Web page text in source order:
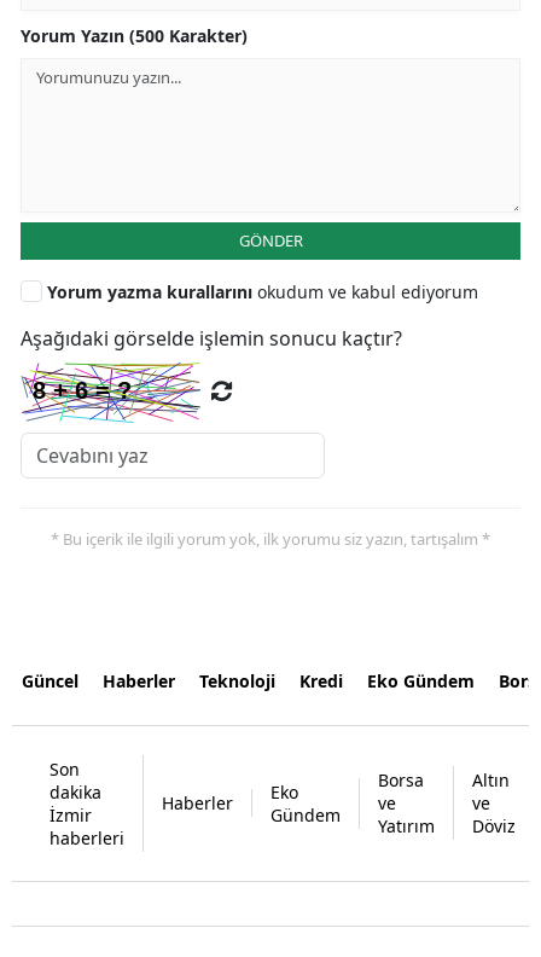
Yorum Yazın (500 Karakter)
GÖNDER
Yorum yazma kurallarını okudum ve kabul ediyorum
Aşağıdaki görselde işlemin sonucu kaçtır?
* Bu içerik ile ilgili yorum yok, ilk yorumu siz yazın, tartışalım *
Güncel Haberler Teknoloji Kredi Eko Gündem
Son
dakika
İzmir
haberleri
Haberler
Eko
Gündem
Borsa
ve
Yatırım
Altın
ve
Döviz